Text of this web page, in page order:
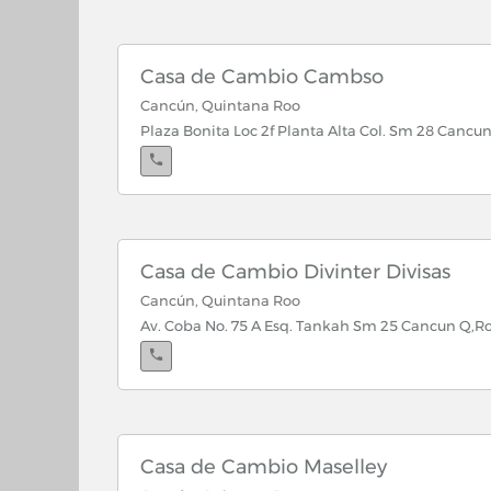
Casa de Cambio Cambso
Cancún, Quintana Roo
Plaza Bonita Loc 2f Planta Alta Col. Sm 28
Casa de Cambio Divinter Divisas
Cancún, Quintana Roo
Av. Coba No. 75 A Esq. Tankah Sm 25 Cancun
Casa de Cambio Maselley